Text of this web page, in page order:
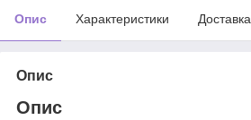
Опис Характеристики Доставка
Опис
Опис